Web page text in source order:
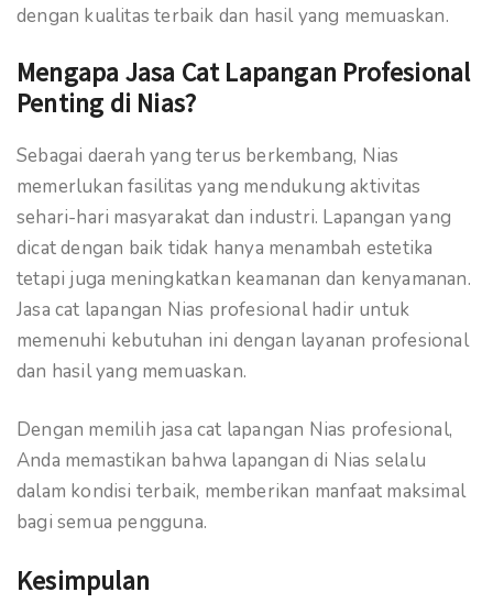
dengan kualitas terbaik dan hasil yang memuaskan.
Mengapa Jasa Cat Lapangan Profesional
Penting di Nias?
Sebagai daerah yang terus berkembang, Nias
memerlukan fasilitas yang mendukung aktivitas
sehari-hari masyarakat dan industri. Lapangan yang
dicat dengan baik tidak hanya menambah estetika
tetapi juga meningkatkan keamanan dan kenyamanan.
Jasa cat lapangan Nias profesional hadir untuk
memenuhi kebutuhan ini dengan layanan profesional
dan hasil yang memuaskan.
Dengan memilih jasa cat lapangan Nias profesional,
Anda memastikan bahwa lapangan di Nias selalu
dalam kondisi terbaik, memberikan manfaat maksimal
bagi semua pengguna.
Kesimpulan